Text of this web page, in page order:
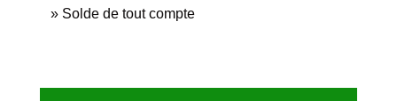
Solde de tout compte